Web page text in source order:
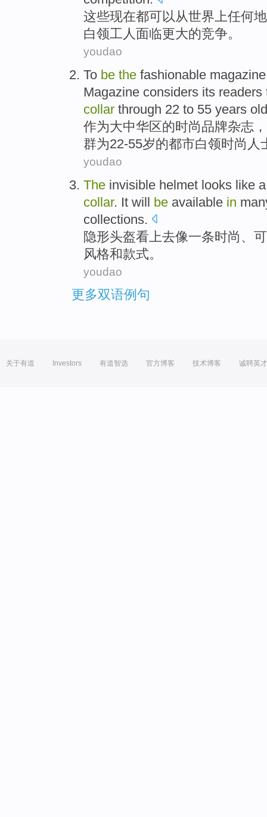
这些现在都可以从世界上任何
白领工人面临更大的竞争。
youdao
To be the fashionable magazine
Magazine considers its
collar through 22 to 55 years old
作为大中华区的时尚品牌杂志
群为22-55岁的都市白领时尚人
youdao
The invisible helmet looks like a
collar. It will be available in
collections.
隐形头盔看上去像一条时尚 、
风格和款式。
youdao
更多双语例句
关于有道 Investors 有道智选 官方博客 技术博客 诚聘英才